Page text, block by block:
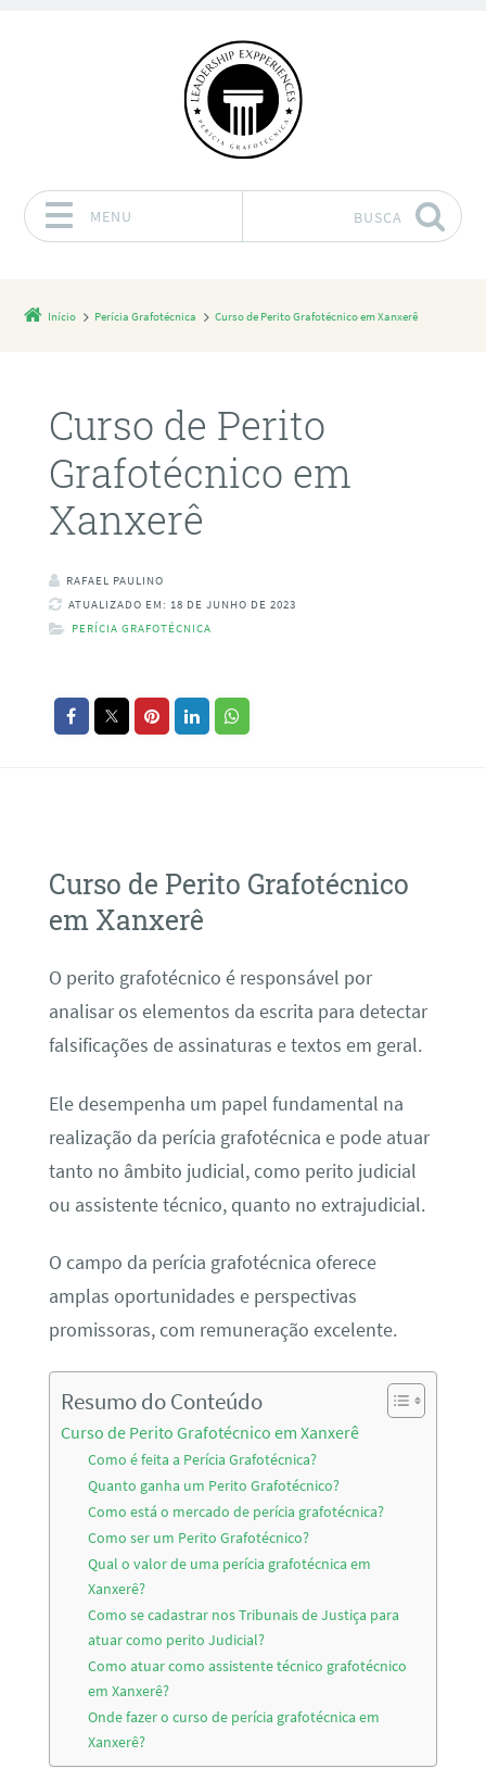
MENU BUSCA
Início Perícia Grafotécnica Curso de Perito Grafotécnico em Xanxerê
Curso de Perito
Grafotécnico em
Xanxerê
RAFAEL PAULINO
ATUALIZADO EM: 18 DE JUNHO DE 2023
PERÍCIA GRAFOTÉCNICA
Curso de Perito Grafotécnico
em Xanxerê
O perito grafotécnico é responsável por
analisar os elementos da escrita para detectar
falsificações de assinaturas e textos em geral.
Ele desempenha um papel fundamental na
realização da perícia grafotécnica e pode atuar
tanto no âmbito judicial, como perito judicial
ou assistente técnico, quanto no extrajudicial.
O campo da perícia grafotécnica oferece
amplas oportunidades e perspectivas
promissoras, com remuneração excelente.
Resumo do Conteúdo
Curso de Perito Grafotécnico em Xanxerê
Como é feita a Perícia Grafotécnica?
Quanto ganha um Perito Grafotécnico?
Como está o mercado de perícia grafotécnica?
Como ser um Perito Grafotécnico?
Qual o valor de uma perícia grafotécnica em
Xanxerê?
Como se cadastrar nos Tribunais de Justiça para
atuar como perito Judicial?
Como atuar como assistente técnico grafotécnico
em Xanxerê?
Onde fazer o curso de perícia grafotécnica em
Xanxerê?